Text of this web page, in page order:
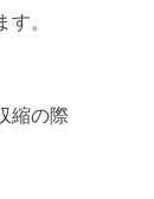
。
縮の際